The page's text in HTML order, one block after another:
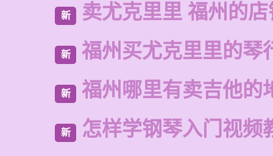
新 卖尤克里里 福州的店
新 福州买尤克里里的琴
新 福州哪里有卖吉他的
新 怎样学钢琴入门视频